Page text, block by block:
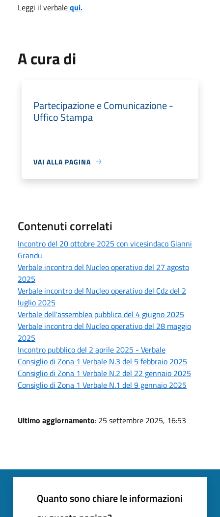
Leggi il verbalequi.
A cura di
Partecipazione e Comunicazione -
Uffico Stampa
VAI ALLA PAGINA
Contenuti correlati
Incontro del 20 ottobre 2025 con vicesindaco Gianni
Grandu
Verbale incontro del Nucleo operativo del 27 agosto
2025
Verbale incontro del Nucleo operativo del Cdz del 2
luglio 2025
Verbale dell'assemblea pubblica del 4 giugno 2025
Verbale incontro del Nucleo operativo del 28 maggio
2025
Incontro pubblico del 2 aprile 2025 - Verbale
Consiglio di Zona 1 Verbale N.3 del 5 febbraio 2025
Consiglio di Zona 1 Verbale N.2 del 22 gennaio 2025
Consiglio di Zona 1 Verbale N.1 del 9 gennaio 2025
Ultimo aggiornamento: 25 settembre 2025, 16:53
Quanto sono chiare le informazioni